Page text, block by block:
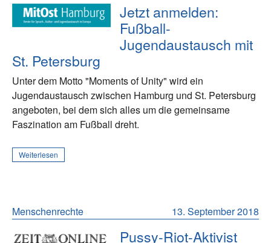
Jetzt anmelden:
Fußball-
Jugendaustausch mit
St. Petersburg
Unter dem Motto "Moments of Unity" wird ein
Jugendaustausch zwischen Hamburg und St. Petersburg
angeboten, bei dem sich alles um die gemeinsame
Faszination am Fußball dreht.
Weiterlesen
13. September 2018
Menschenrechte
Pussy-Riot-Aktivist